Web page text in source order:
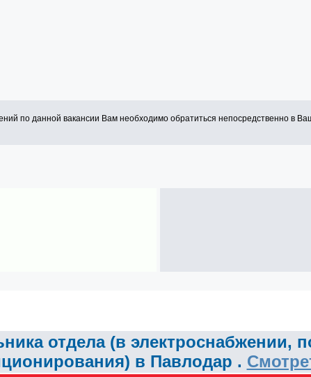
по данной вакансии Вам необходимо обратиться непосредственно в
отдела (в электроснабжении,
в Павлодар .